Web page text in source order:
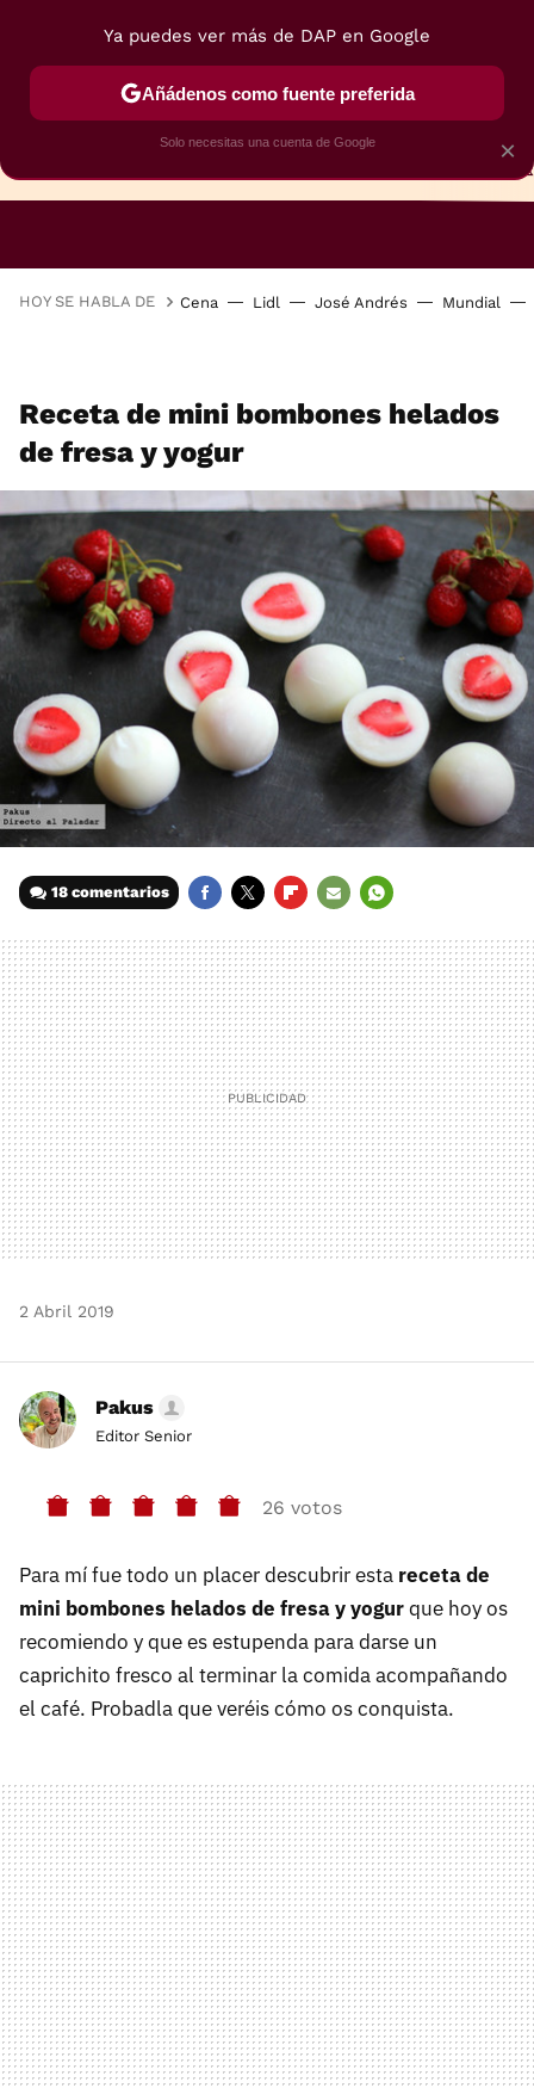
HOY SE HABLA DE Cena Lidl José Andrés Mundial
Receta de mini bombones helados
de fresa y yogur
18 comentarios
MAIL
2 Abril 2019
Pakus
Editor Senior
26 votos
Para mí fue todo un placer descubrir esta receta de
mini bombones helados de fresa y yogurque hoy os
recomiendo y que es estupenda para darse un
caprichito fresco al terminar la comida acompañando
el café. Probadla que veréis cómo os conquista.
×
Ya puedes ver más de DAP en Google
Añádenos como fuente preferida
Solo necesitas una cuenta de Google